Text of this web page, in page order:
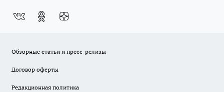
Обзорные статьи и пресс-релизы
Договор оферты
Редакционная политика